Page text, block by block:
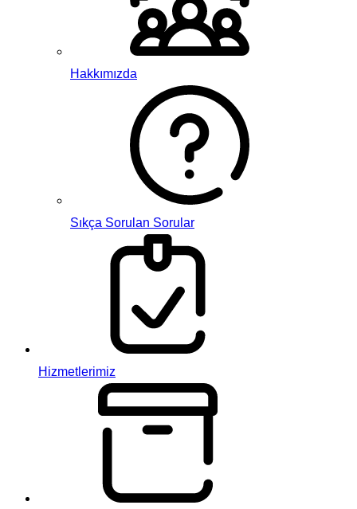
Hakkımızda
Sıkça Sorulan Sorular
Hizmetlerimiz